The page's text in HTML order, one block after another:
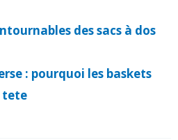
des sacs à dos
: pourquoi les baskets
tete